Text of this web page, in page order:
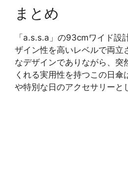
まとめ
「a.s.s.a」の93cmワイド設
ザイン性を高いレベルで両立
なデザインでありながら、突
くれる実用性を持つこの日傘
や特別な日のアクセサリーと